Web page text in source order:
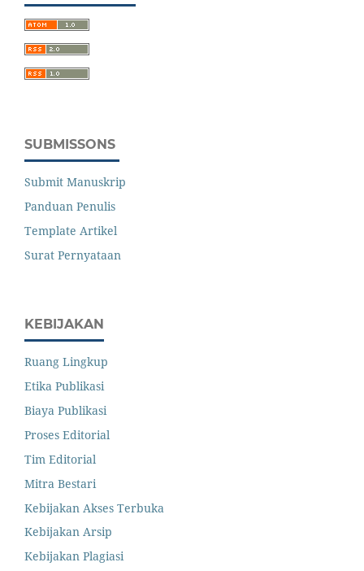
SUBMISSONS
Submit Manuskrip
Panduan Penulis
Template Artikel
Surat Pernyataan
KEBIJAKAN
Ruang Lingkup
Etika Publikasi
Biaya Publikasi
Proses Editorial
Tim Editorial
Mitra Bestari
Kebijakan Akses Terbuka
Kebijakan Arsip
Kebijakan Plagiasi